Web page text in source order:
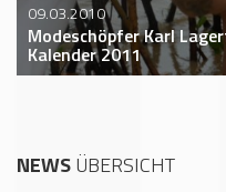
09.03.2010
Modeschöpfer Karl
Kalender 2011
NEWSÜBERSICHT